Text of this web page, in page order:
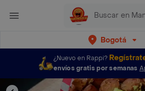
Bogotá
¿Nuevo en Rappi?
envíos gratis por semanas